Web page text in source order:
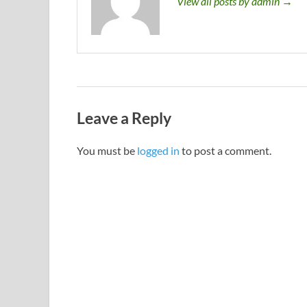
Leave a Reply
You must be logged in to post a comment.